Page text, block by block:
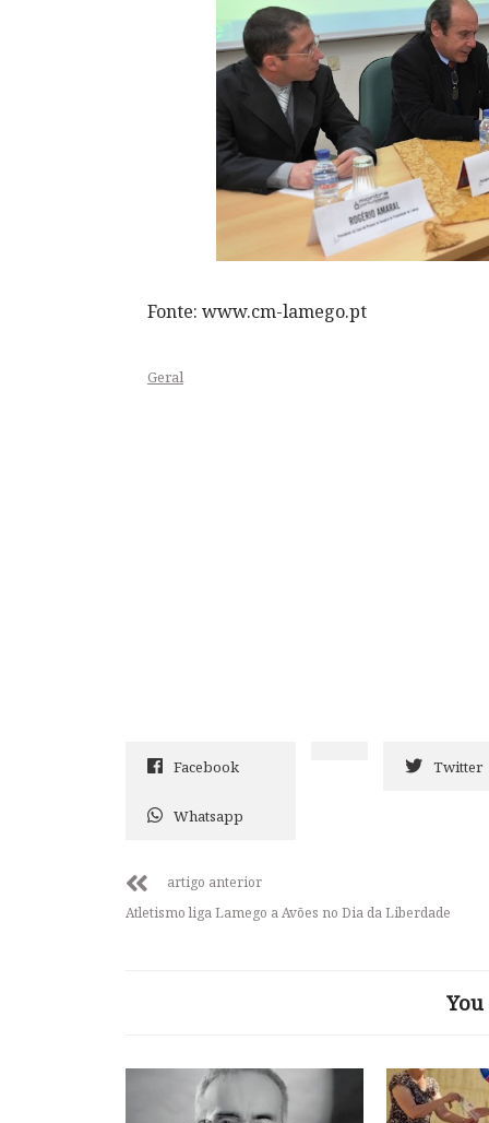
Fonte: www.cm-lamego.pt
Geral
Facebook Twitter
Whatsapp
artigo anterior
Atletismo liga Lamego a Avões no Dia da Liberdade